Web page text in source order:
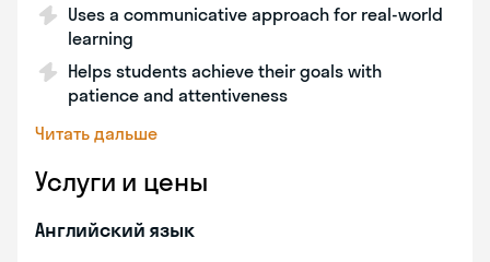
Uses a communicative approach for real-world
learning
Helps students achieve their goals with
patience and attentiveness
Читать дальше
Услуги и цены
Английский язык